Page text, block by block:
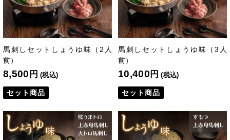
馬刺しセットしょうゆ味（2人
前）
8,500 円 (税込)
セット商品
馬刺しセットしょうゆ味（3人
前）
10,400 円 (税込)
セット商品